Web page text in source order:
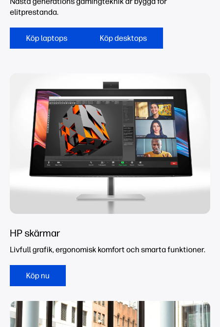
elitprestanda.
Köp laptops Köp desktops
HP skärmar
Livfull grafik, ergonomisk komfort och smarta funktioner.
Köp nu